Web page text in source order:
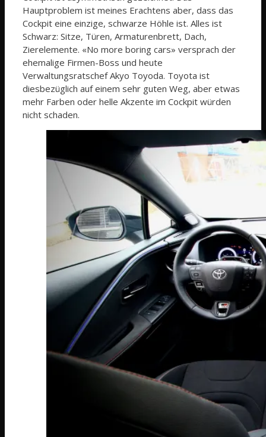
Hauptproblem ist meines Erachtens aber, dass das
Cockpit eine einzige, schwarze Höhle ist. Alles ist
Schwarz: Sitze, Türen, Armaturenbrett, Dach,
Zierelemente. «No more boring cars» versprach der
ehemalige Firmen-Boss und heute
Verwaltungsratschef Akyo Toyoda. Toyota ist
diesbezüglich auf einem sehr guten Weg, aber etwas
mehr Farben oder helle Akzente im Cockpit würden
nicht schaden.